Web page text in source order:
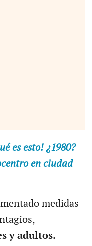
es esto! ¿1980?
en ciudad
medidas
y adultos.